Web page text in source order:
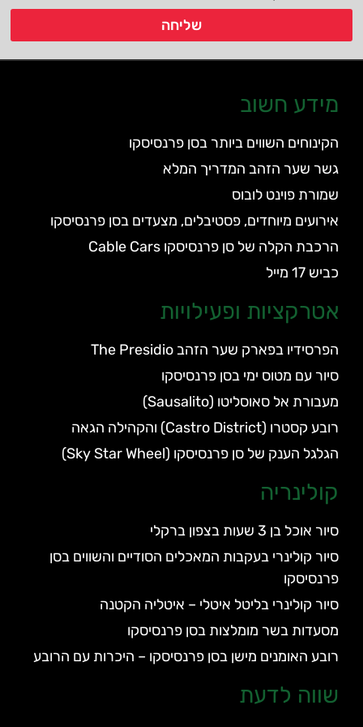
שליחה
מידע חשוב
הקינוחים השווים ביותר בסן פרנסיסקו
גשר שער הזהב המדריך המלא
שמורת פוינט לובוס
אירועים מיוחדים, פסטיבלים, מצעדים בסן פרנסיסקו
הרכבת הקלה של סן פרנסיסקו Cable Cars
כביש 17 מייל
אטרקציות ופעילויות
הפרסידיו בפארק שער הזהב The Presidio
סיור עם מטוס ימי בסן פרנסיסקו
מעבורת אל סאוסליטו (Sausalito)
רובע קסטרו (Castro District) והקהילה הגאה
הגלגל הענק של סן פרנסיסקו (Sky Star Wheel)
קולינריה
סיור אוכל בן 3 שעות בצפון ברקלי
סיור קולינרי בעקבות המאכלים הסודיים והשווים בסן
פרנסיסקו
סיור קולינרי בליטל איטלי – איטליה הקטנה
מסעדות בשר מומלצות בסן פרנסיסקו
רובע האומנים מישן בסן פרנסיסקו – היכרות עם הרובע
שווה לדעת